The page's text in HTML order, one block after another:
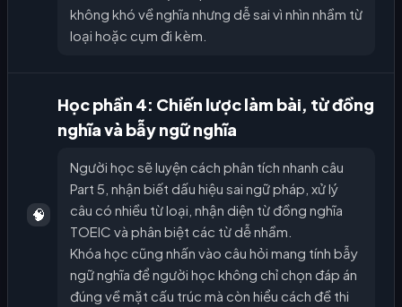
không khó về nghĩa nhưng dễ sai vì nhìn nhầm từ
loại hoặc cụm đi kèm.
🧠
Học phần 4: Chiến lược làm bài, từ đồng
nghĩa và bẫy ngữ nghĩa
Người học sẽ luyện cách phân tích nhanh câu
Part 5, nhận biết dấu hiệu sai ngữ pháp, xử lý
câu có nhiều từ loại, nhận diện từ đồng nghĩa
TOEIC và phân biệt các từ dễ nhầm.
Khóa học cũng nhấn vào câu hỏi mang tính bẫy
ngữ nghĩa để người học không chỉ chọn đáp án
đúng về mặt cấu trúc mà còn hiểu cách đề thi